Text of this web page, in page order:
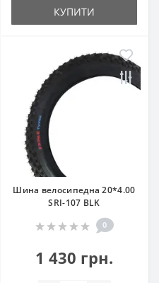
КУПИТИ
Шина велосипедна 20*4.00
SRI-107 BLK
0
1 430 грн.